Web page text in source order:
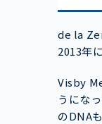
de la
2013年
Visby
うにな
のDNA